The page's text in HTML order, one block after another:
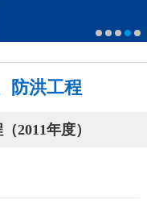
防洪工程
2011年度）